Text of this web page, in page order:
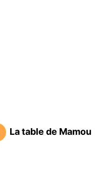
La table de Mamou